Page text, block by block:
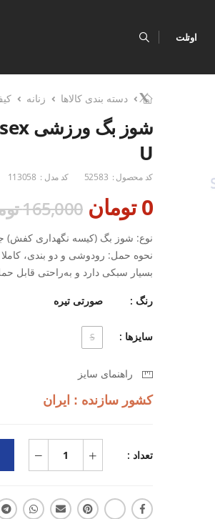
اوتلت
دسته بندی کالاها زنانه
U
کد محصول : 52583 کد مدل : 113058
0 تومان 165,000 تومان
نوع: شوز بگ (کیسه نگهداری کفش)
نحوه حمل: رودوشی و دو بندی،
بسیار سبکی دارد و به‌راحتی قابل
رنگ : صورتی تیره
سایزها : S
راهنمای سایز
کشور سازنده : ایران
تعداد :